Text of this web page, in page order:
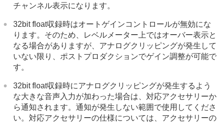
チャンネル表示になります。
32bit float収録時はオートゲインコントロールが無効にな
ります。そのため、レベルメーター上ではオーバー表示と
なる場合がありますが、アナログクリッピングが発生して
いない限り、ポストプロダクションでゲイン調整が可能で
す。
32bit float収録時にアナログクリッピングが発生するよう
な大きな音声入力が加わった場合は、対応アクセサリーか
ら通知されます。通知が発生しない範囲で使用してくださ
い。対応アクセサリーの仕様については、アクセサリーの